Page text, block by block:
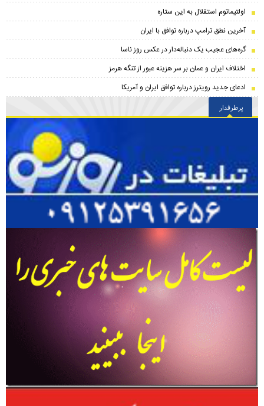
اولتیماتوم استقلال به این ستاره
آخرین نطق ترامپ درباره توافق با ایران
گره‌های عجیب یک دنباله‌دار در عکس روز ناسا
اختلاف ایران و عمان بر سر هزینه عبور از تنگه هرمز
ادعای جدید رویترز درباره توافق ایران و آمریکا
پرطرفدار